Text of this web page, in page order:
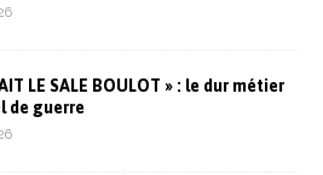
LE SALE BOULOT » : le dur métier
de guerre